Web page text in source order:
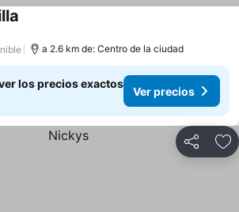
a 2.6 km de: Centro de la ciudad
los precios exactos
Ver precios
Compartir